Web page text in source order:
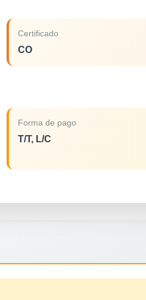
Certificado
CO
Forma de pago
T/T, L/C